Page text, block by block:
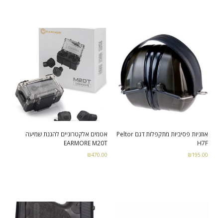
אוזניות פסיביות מתקפלות דגם Peltor
H7F
₪195.00
אטמים אלקטרוניים להגנת שמיעה
EARMORE M20T
₪470.00